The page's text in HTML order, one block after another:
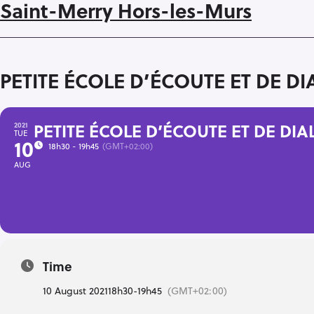
Saint-Merry Hors-les-Murs
PETITE ÉCOLE D’ÉCOUTE ET DE
2021
TUE
10
AUG
PETITE ÉCOLE D’ÉCOUTE ET DE
18h30 - 19h45 (GMT+02:00)
Time
10 August 202118h30-19h45 (GMT+02:00)